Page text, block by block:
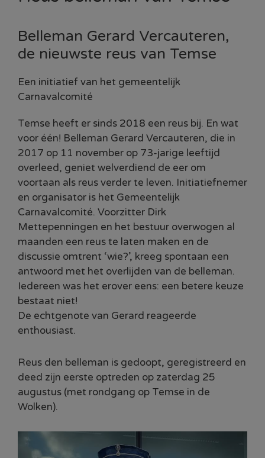
Belleman Gerard Vercauteren,
de nieuwste reus van Temse
Een initiatief van het gemeentelijk
Carnavalcomité
Temse heeft er sinds 2018 een reus bij. En wat
voor één! Belleman Gerard Vercauteren, die in
2017 op 11 november op 73-jarige leeftijd
overleed, geniet welverdiend de eer om
voortaan als reus verder te leven. Initiatiefnemer
en organisator is het Gemeentelijk
Carnavalcomité. Voorzitter Dirk
Mettepenningen en het bestuur overwogen al
maanden een reus te laten maken en de
discussie omtrent ‘wie?’, kreeg spontaan een
antwoord met het overlijden van de belleman.
Iedereen was het erover eens: een betere keuze
bestaat niet!
De echtgenote van Gerard reageerde
enthousiast.
Reus den belleman is gedoopt, geregistreerd en
deed zijn eerste optreden op zaterdag 25
augustus (met rondgang op Temse in de
Wolken).